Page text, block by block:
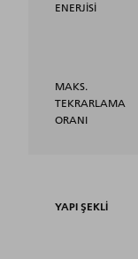
ENERJISI
MAKS.
TEKRARLAMA
ORANI
YAPI ŞEKLI